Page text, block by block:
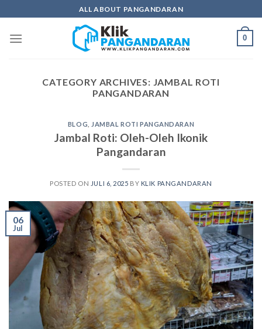
to
content
ALL ABOUT PANGANDARAN
0
CATEGORY ARCHIVES: JAMBAL ROTI
PANGANDARAN
BLOG JAMBAL ROTI PANGANDARAN
Jambal Roti: Oleh-Oleh Ikonik
Pangandaran
POSTED ON JULI 6, 2025 BY KLIK PANGANDARAN
06
Jul